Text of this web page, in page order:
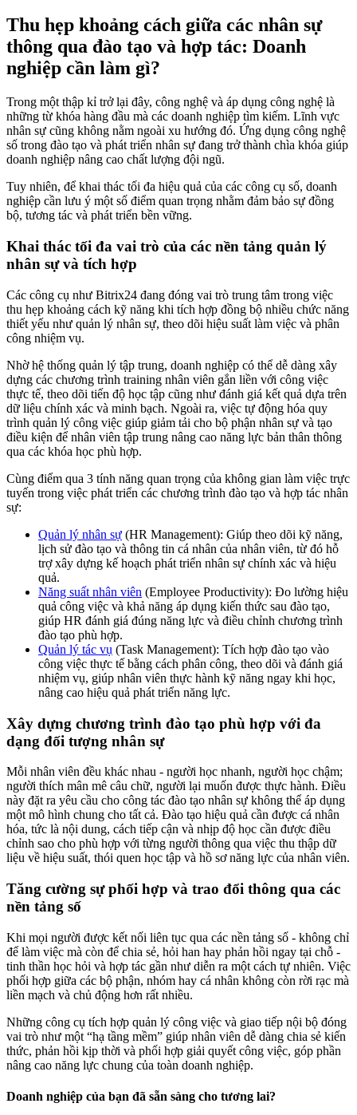
Thu hẹp khoảng cách giữa các nhân sự
thông qua đào tạo và hợp tác: Doanh
nghiệp cần làm gì?
Trong một thập kỉ trở lại đây, công nghệ và áp dụng công nghệ là
những từ khóa hàng đầu mà các doanh nghiệp tìm kiếm. Lĩnh vực
nhân sự cũng không nằm ngoài xu hướng đó. Ứng dụng công nghệ
số trong đào tạo và phát triển nhân sự đang trở thành chìa khóa giúp
doanh nghiệp nâng cao chất lượng đội ngũ.
Tuy nhiên, để khai thác tối đa hiệu quả của các công cụ số, doanh
nghiệp cần lưu ý một số điểm quan trọng nhằm đảm bảo sự đồng
bộ, tương tác và phát triển bền vững.
Khai thác tối đa vai trò của các nền tảng quản lý
nhân sự và tích hợp
Các công cụ như Bitrix24 đang đóng vai trò trung tâm trong việc
thu hẹp khoảng cách kỹ năng khi tích hợp đồng bộ nhiều chức năng
thiết yếu như quản lý nhân sự, theo dõi hiệu suất làm việc và phân
công nhiệm vụ.
Nhờ hệ thống quản lý tập trung, doanh nghiệp có thể dễ dàng xây
dựng các chương trình training nhân viên gắn liền với công việc
thực tế, theo dõi tiến độ học tập cũng như đánh giá kết quả dựa trên
dữ liệu chính xác và minh bạch. Ngoài ra, việc tự động hóa quy
trình quản lý công việc giúp giảm tải cho bộ phận nhân sự và tạo
điều kiện để nhân viên tập trung nâng cao năng lực bản thân thông
qua các khóa học phù hợp.
Cùng điểm qua 3 tính năng quan trọng của không gian làm việc trực
tuyến trong việc phát triển các chương trình đào tạo và hợp tác nhân
sự:
Quản lý nhân sự (HR Management): Giúp theo dõi kỹ năng,
lịch sử đào tạo và thông tin cá nhân của nhân viên, từ đó hỗ
trợ xây dựng kế hoạch phát triển nhân sự chính xác và hiệu
quả.
Năng suất nhân viên (Employee Productivity): Đo lường hiệu
quả công việc và khả năng áp dụng kiến thức sau đào tạo,
giúp HR đánh giá đúng năng lực và điều chỉnh chương trình
đào tạo phù hợp.
Quản lý tác vụ (Task Management): Tích hợp đào tạo vào
công việc thực tế bằng cách phân công, theo dõi và đánh giá
nhiệm vụ, giúp nhân viên thực hành kỹ năng ngay khi học,
nâng cao hiệu quả phát triển năng lực.
Xây dựng chương trình đào tạo phù hợp với đa
dạng đối tượng nhân sự
Mỗi nhân viên đều khác nhau - người học nhanh, người học chậm;
người thích mân mê câu chữ, người lại muốn được thực hành. Điều
này đặt ra yêu cầu cho công tác đào tạo nhân sự không thể áp dụng
một mô hình chung cho tất cả. Đào tạo hiệu quả cần được cá nhân
hóa, tức là nội dung, cách tiếp cận và nhịp độ học cần được điều
chỉnh sao cho phù hợp với từng người thông qua việc thu thập dữ
liệu về hiệu suất, thói quen học tập và hồ sơ năng lực của nhân viên.
Tăng cường sự phối hợp và trao đổi thông qua các
nền tảng số
Khi mọi người được kết nối liên tục qua các nền tảng số - không chỉ
để làm việc mà còn để chia sẻ, hỏi han hay phản hồi ngay tại chỗ -
tinh thần học hỏi và hợp tác gần như diễn ra một cách tự nhiên. Việc
phối hợp giữa các bộ phận, nhóm hay cá nhân không còn rời rạc mà
liền mạch và chủ động hơn rất nhiều.
Những công cụ tích hợp quản lý công việc và giao tiếp nội bộ đóng
vai trò như một “hạ tầng mềm” giúp nhân viên dễ dàng chia sẻ kiến
thức, phản hồi kịp thời và phối hợp giải quyết công việc, góp phần
nâng cao năng lực chung của toàn doanh nghiệp.
Doanh nghiệp của bạn đã sẵn sàng cho tương lai?